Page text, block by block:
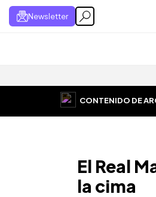
Newsletter
CONTENIDO DE
El Real
la cima